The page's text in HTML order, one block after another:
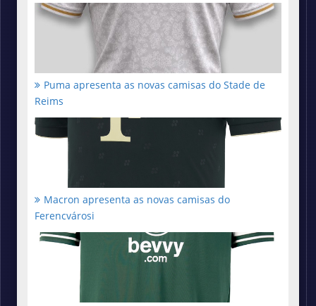
Puma apresenta as novas camisas do Stade de
Reims
Macron apresenta as novas camisas do
Ferencvárosi